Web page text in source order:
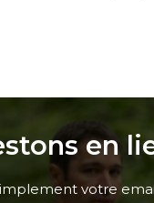
en
votre